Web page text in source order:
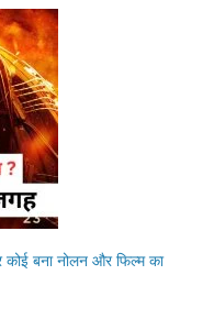
कोई बना नोलन और फिल्म का